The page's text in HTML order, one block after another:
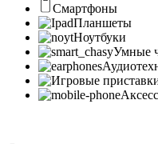
Смартфоны
Планшеты
Ноутбуки
Умные